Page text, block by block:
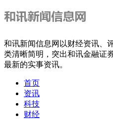
和讯新闻信息网以财经资讯、
类清晰简明，突出和讯金融证
最新的实事资讯。
首页
资讯
科技
财经